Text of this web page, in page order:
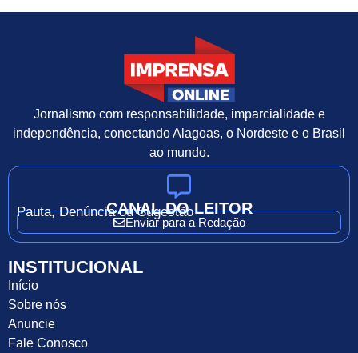
Jornalismo com responsabilidade, imparcialidade e
independência, conectando Alagoas, o Nordeste e o Brasil
ao mundo.
CANAL DO LEITOR
Pauta, Denúncia ou Sugestão
Enviar para a Redação
INSTITUCIONAL
Início
Sobre nós
Anuncie
Fale Conosco